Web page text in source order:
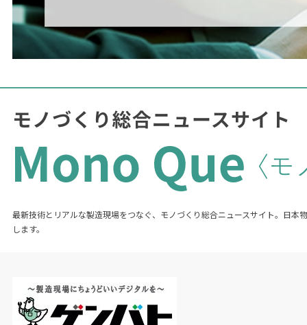
最新技術とリアルな製造現場をつなぐ、モノづくり総合ニュースサイト。日本
します。